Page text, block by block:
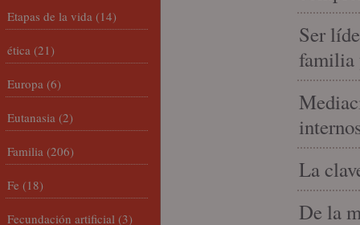
Ser
familia
La
De la
Etapas de la vida (14)
ética (21)
Europa (6)
Eutanasia (2)
Familia (206)
Fe (18)
Fecundación artificial (3)